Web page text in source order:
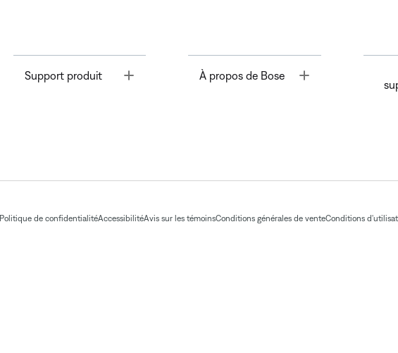
Support produit À propos de Bose Toggle
Politique de confidentialitéAccessibilitéAvis sur les témoinsConditions générales de venteConditions